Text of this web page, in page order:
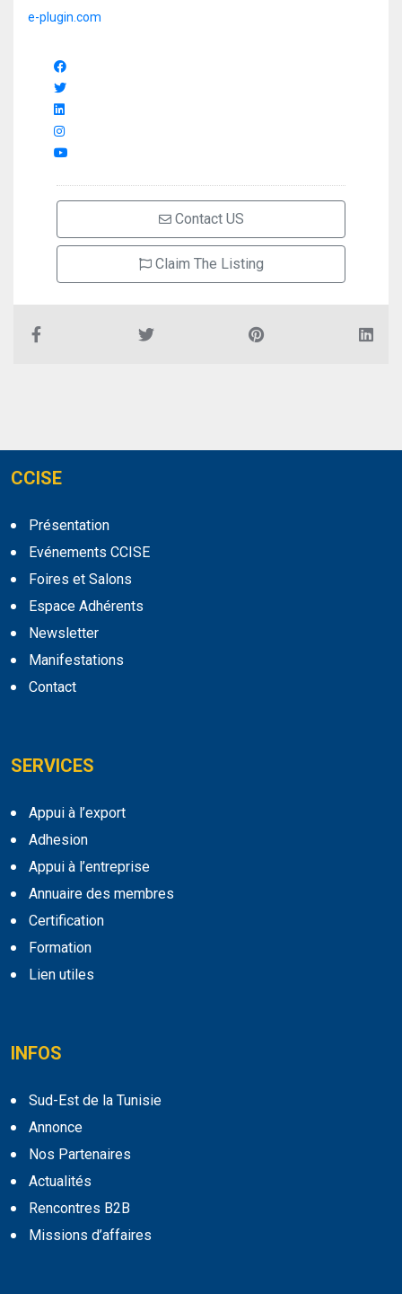
e-plugin.com
Contact US
Claim The Listing
CCISE
Présentation
Evénements CCISE
Foires et Salons
Espace Adhérents
Newsletter
Manifestations
Contact
SERVICES
Appui à l’export
Adhesion
Appui à l’entreprise
Annuaire des membres
Certification
Formation
Lien utiles
INFOS
Sud-Est de la Tunisie
Annonce
Nos Partenaires
Actualités
Rencontres B2B
Missions d’affaires